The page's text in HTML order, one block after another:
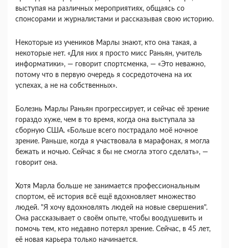
выступая на различных мероприятиях, общаясь со
спонсорами и журналистами и рассказывая свою историю.
Некоторые из учеников Марлы знают, кто она такая, а
некоторые нет. «Для них я просто мисс Раньян, учитель
информатики», — говорит спортсменка, — «Это неважно,
потому что в первую очередь я сосредоточена на их
успехах, а не на собственных».
Болезнь Марлы Раньян прогрессирует, и сейчас её зрение
гораздо хуже, чем в то время, когда она выступала за
сборную США. «Больше всего пострадало моё ночное
зрение. Раньше, когда я участвовала в марафонах, я могла
бежать и ночью. Сейчас я бы не смогла этого сделать», —
говорит она.
Хотя Марла больше не занимается профессиональным
спортом, её история всё ещё вдохновляет множество
людей. "Я хочу вдохновлять людей на новые свершения".
Она рассказывает о своём опыте, чтобы воодушевить и
помочь тем, кто недавно потерял зрение. Сейчас, в 45 лет,
её новая карьера только начинается.